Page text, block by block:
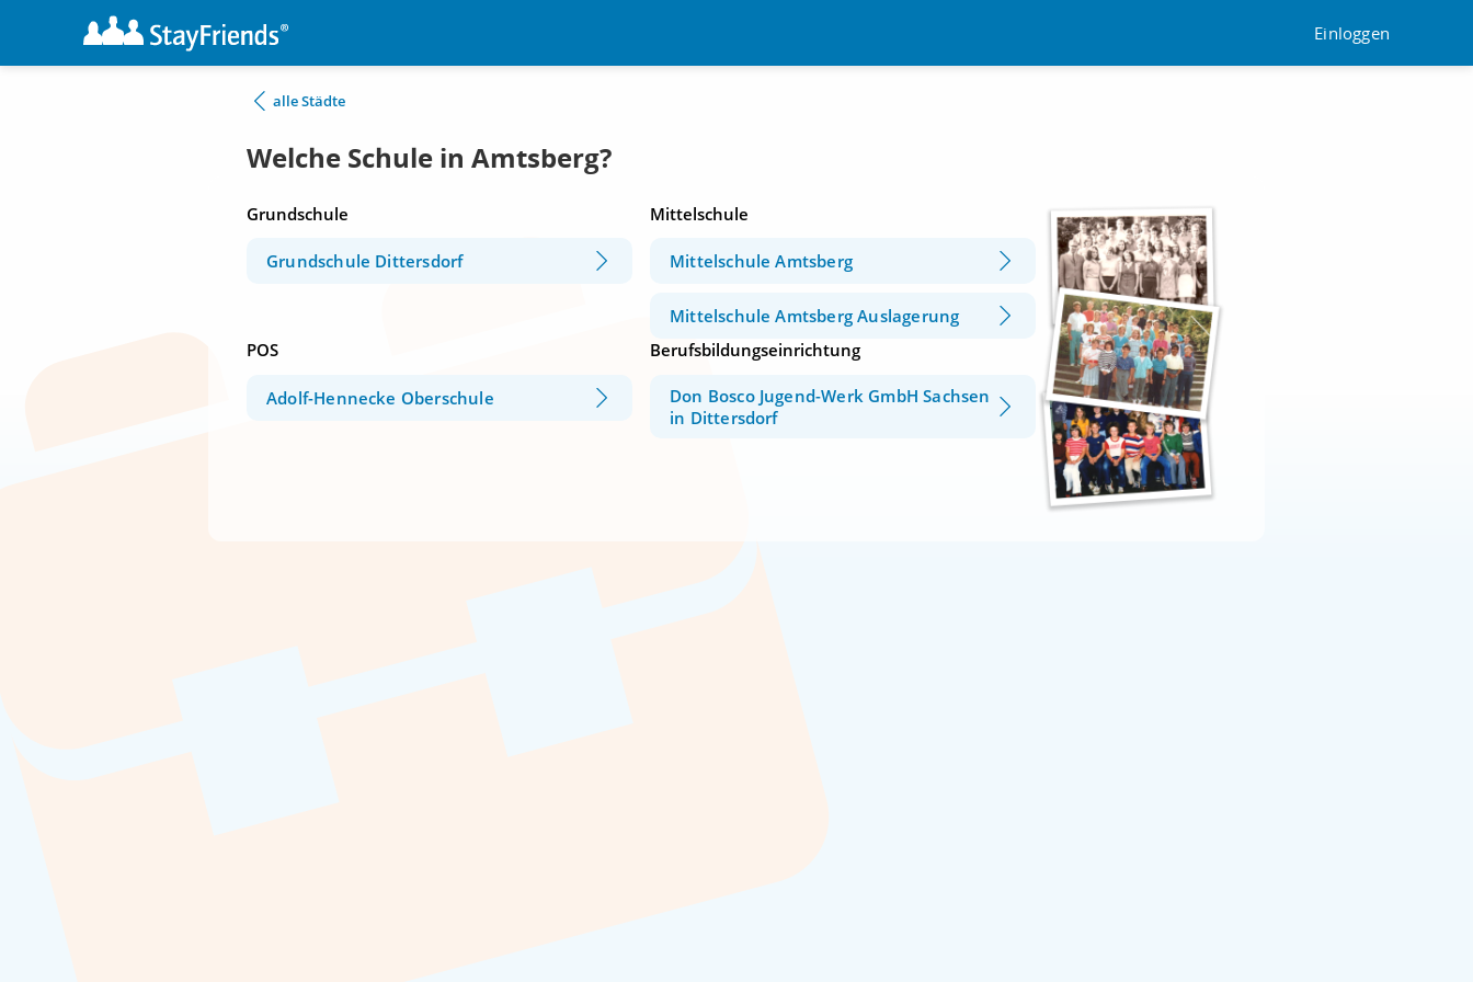
Einloggen
alle Städte
Welche Schule in Amtsberg?
Grundschule
Grundschule Dittersdorf
Mittelschule
Mittelschule Amtsberg
Mittelschule Amtsberg Auslagerung
POS
Adolf-Hennecke Oberschule
Berufsbildungseinrichtung
Don Bosco Jugend-Werk GmbH Sachsen
in Dittersdorf